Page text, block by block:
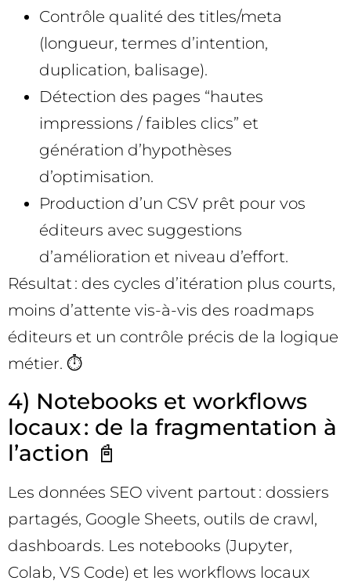
Contrôle qualité des titles/meta
(longueur, termes d’intention,
duplication, balisage).
Détection des pages “hautes
impressions / faibles clics” et
génération d’hypothèses
d’optimisation.
Production d’un CSV prêt pour vos
éditeurs avec suggestions
d’amélioration et niveau d’effort.
Résultat : des cycles d’itération plus courts,
moins d’attente vis-à-vis des roadmaps
éditeurs et un contrôle précis de la logique
métier. ⏱️
4) Notebooks et workflows
locaux : de la fragmentation à
l’action 📓
Les données SEO vivent partout : dossiers
partagés, Google Sheets, outils de crawl,
dashboards. Les notebooks (Jupyter,
Colab, VS Code) et les workflows locaux